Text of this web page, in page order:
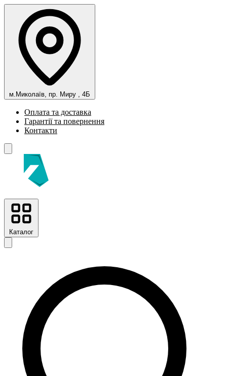
м.Миколаїв, пр. Миру , 4Б
Оплата та доставка
Гарантії та повернення
Контакти
Каталог